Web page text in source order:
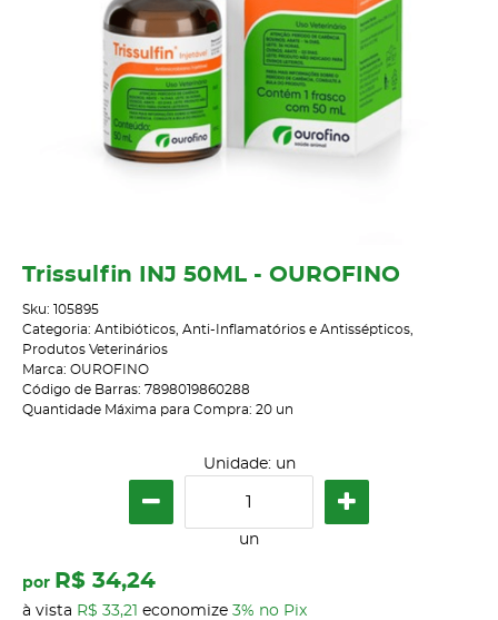
Trissulfin INJ 50ML - OUROFINO
Sku: 105895
Categoria: Antibióticos, Anti-Inflamatórios e Antissépticos
Produtos Veterinários
Marca: OUROFINO
Código de Barras: 7898019860288
Quantidade Máxima para Compra: 20 un
Unidade: un
un
por R$ 34,24
à vista R$ 33,21 economize 3% no Pix